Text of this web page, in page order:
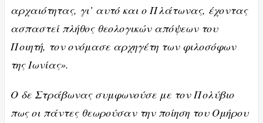
αρχαιότητας, γι’ αυτό και ο Πλάτωνας, έχοντας
ασπαστεί πλήθος θεολογικών απόψεων του
Ποιητή, τον ονόμασε αρχηγέτη των φιλοσόφων
της Ιωνίας».
Ο δε Στράβωνας συμφωνούσε με τον Πολύβιο
πως οι πάντες θεωρούσαν την ποίηση του Ομήρου